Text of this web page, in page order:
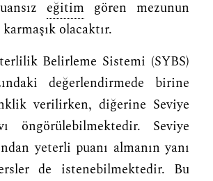
eğitim gören mezunun
olacaktır.
Belirleme Sistemi (SYBS)
değerlendirmede birine
verilirken, diğerine Seviye
öngörülebilmektedir. Seviye
yeterli puanı almanın yanı
de istenebilmektedir. Bu